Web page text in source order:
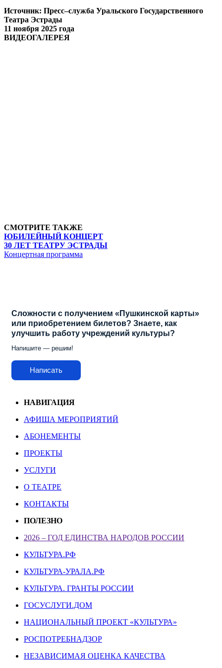
Источник: Пресс–служба Уральского Государственного
Театра Эстрады
11 ноября 2025 года
ВИДЕОГАЛЕРЕЯ
СМОТРИТЕ ТАКЖЕ
ЮБИЛЕЙНЫЙ КОНЦЕРТ
30 ЛЕТ ТЕАТРУ ЭСТРАДЫ
Концертная программа
Сложности с получением «Пушкинской карты»
или приобретением билетов? Знаете, как
улучшить работу учреждений культуры?
Напишите — решим!
Написать
НАВИГАЦИЯ
АФИША МЕРОПРИЯТИЙ
АБОНЕМЕНТЫ
ПРОЕКТЫ
УСЛУГИ
О ТЕАТРЕ
КОНТАКТЫ
ПОЛЕЗНО
2026 – ГОД ЕДИНСТВА НАРОДОВ РОССИИ
КУЛЬТУРА.РФ
КУЛЬТУРА-УРАЛА.РФ
КУЛЬТУРА. ГРАНТЫ РОССИИ
ГОСУСЛУГИ.ДОМ
НАЦИОНАЛЬНЫЙ ПРОЕКТ «КУЛЬТУРА»
РОСПОТРЕБНАДЗОР
НЕЗАВИСИМАЯ ОЦЕНКА КАЧЕСТВА